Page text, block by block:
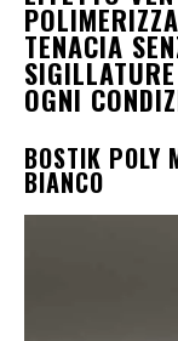
TENACIA
OGNI
BOSTIK POLY
BIANCO